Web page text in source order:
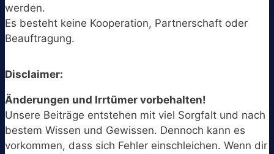
werden.
Es besteht keine Kooperation, Partnerschaft oder
Beauftragung.
Disclaimer:
Änderungen und Irrtümer vorbehalten!
Unsere Beiträge entstehen mit viel Sorgfalt und nach
bestem Wissen und Gewissen. Dennoch kann es
vorkommen, dass sich Fehler einschleichen. Wenn dir